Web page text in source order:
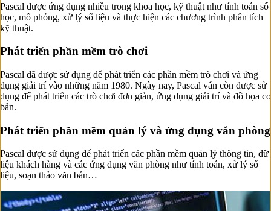
Pascal được ứng dụng nhiều trong khoa học, kỹ thuật như tính toán số
học, mô phỏng, xử lý số liệu và thực hiện các chương trình phân tích
kỹ thuật.
Phát triển phần mềm trò chơi
Pascal đã được sử dụng để phát triển các phần mềm trò chơi và ứng
dụng giải trí vào những năm 1980. Ngày nay, Pascal vẫn còn được sử
dụng để phát triển các trò chơi đơn giản, ứng dụng giải trí và đồ họa cơ
bản.
Phát triển phần mềm quản lý và ứng dụng văn phòng
Pascal được sử dụng để phát triển các phần mềm quản lý thông tin, dữ
liệu khách hàng và các ứng dụng văn phòng như tính toán, xử lý số
liệu, soạn thảo văn bản…